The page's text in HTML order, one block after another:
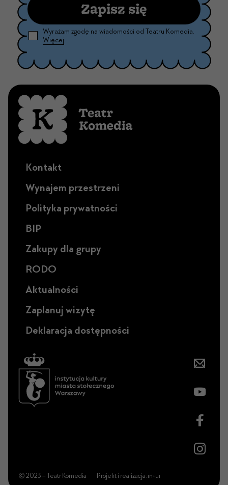
Zapisz się
Wyrażam zgodę na wiadomości od Teatru Komedia.
Więcej
Kontakt
Wynajem przestrzeni
Polityka prywatności
BIP
Zakupy dla grupy
RODO
Aktualności
Zaplanuj wizytę
Deklaracja dostępności
© 2023 – Teatr Komedia Projekt i realizacja:ın+uı